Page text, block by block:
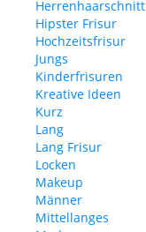
Herrenhaarschnitt
Hipster Frisur
Hochzeitsfrisur
Jungs
Kinderfrisuren
Kreative Ideen
Kurz
Lang
Lang Frisur
Locken
Makeup
Männer
Mittellanges